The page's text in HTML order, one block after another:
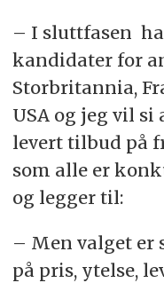
– I sluttfasen
kandidater for
Storbritannia,
USA og jeg vil
levert tilbud på
som alle er
og legger til:
– Men valget er
på pris, ytelse,